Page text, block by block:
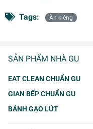
SẢN PHẨM NHÀ GU
EAT CLEAN CHUẨN GU
GIAN BẾP CHUẨN GU
BÁNH GẠO LỨT
Tags: Ăn kiêng